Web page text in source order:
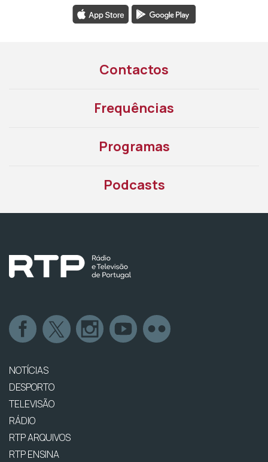
Contactos
Frequências
Programas
Podcasts
NOTÍCIAS
DESPORTO
TELEVISÃO
RÁDIO
RTP ARQUIVOS
RTP ENSINA